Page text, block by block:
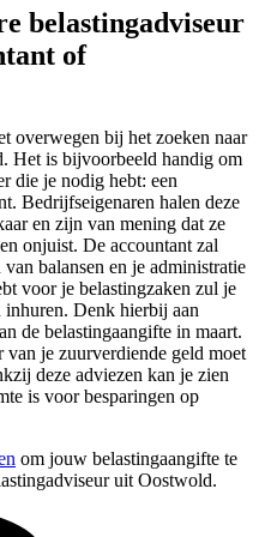
belastingadviseur
of
overwegen bij het zoeken naar
Het is bijvoorbeeld handig om
die je nodig hebt: een
Bedrijfseigenaren halen deze
en zijn van mening dat ze
onjuist. De accountant zal
balansen en je administratie
voor je belastingzaken zul je
inhuren. Denk hierbij aan
de belastingaangifte in maart.
je zuurverdiende geld moet
deze adviezen kan je zien
is voor besparingen op
om jouw belastingaangifte te
uit Oostwold.